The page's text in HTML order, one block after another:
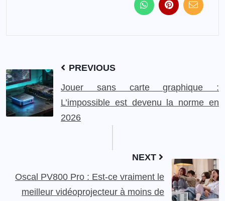
PREVIOUS
Jouer sans carte graphique :
L’impossible est devenu la norme en
2026
NEXT
Oscal PV800 Pro : Est-ce vraiment le
meilleur vidéoprojecteur à moins de